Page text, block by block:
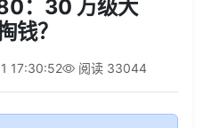
：30 万级大
钱？
17:30:52 阅读 33044